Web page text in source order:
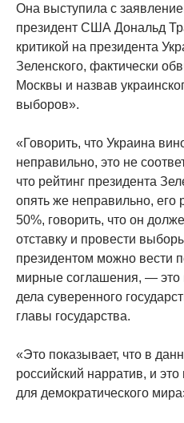
Она выступила с
президент США Дональд
критикой на президента
Зеленского, фактически
Москвы и назвав
выборов».
«Говорить, что Украина
неправильно, это не
что рейтинг президента
опять же неправильно, его
50%, говорить, что он
отставку и провести
президентом можно вести
мирные соглашения, — это
дела суверенного
главы государства.
«Это показывает, что в
российский нарратив, и
для демократического